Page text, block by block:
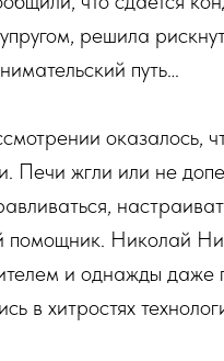
решила
путь…
оказалось,
Печи жгли или не
помощник. Николай
и однажды даже
в хитростях